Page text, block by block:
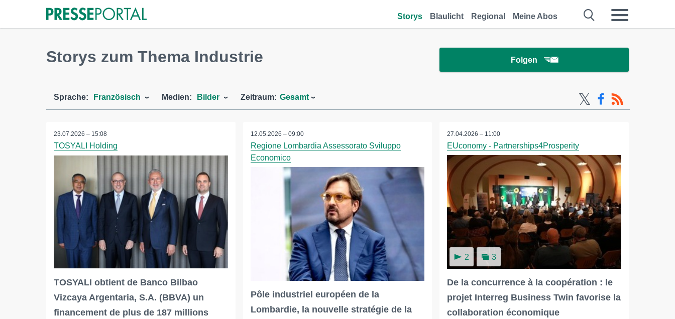
Storys Blaulicht Regional Meine Abos
Storys zum Thema Industrie Folgen
Sprache: Französisch Medien: Bilder Zeitraum: Gesamt
23.07.2026 – 15:08
TOSYALI Holding
TOSYALI obtient de Banco Bilbao
Vizcaya Argentaria, S.A. (BBVA) un
financement de plus de 187 millions
12.05.2026 – 09:00
Regione Lombardia Assessorato Sviluppo
Economico
Pôle industriel européen de la
Lombardie, la nouvelle stratégie de la
27.04.2026 – 11:00
EUconomy - Partnerships4Prosperity
2 3
De la concurrence à la coopération : le
projet Interreg Business Twin favorise la
collaboration économique